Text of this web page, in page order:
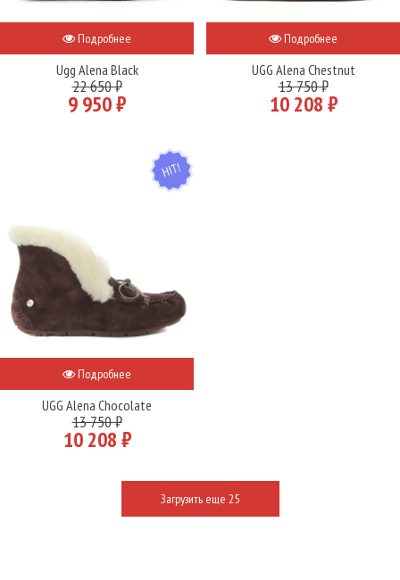
Подробнее
Ugg Alena Black
22 650 ₽
9 950 ₽
Подробнее
UGG Alena Chestnut
13 750 ₽
10 208 ₽
HIT
Подробнее
UGG Alena Chocolate
13 750 ₽
10 208 ₽
Загрузить еще 25